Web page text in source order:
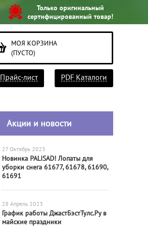
Только оригинальный
сертифицированный товар!
МОЯ КОРЗИНА
(ПУСТО)
Прайс-лист PDF Каталоги
Акции и новости
27 Октябрь 2023
Новинка PALISAD! Лопаты для
уборки снега 61677, 61678, 61690,
61691
28 Апрель 2023
График работы ДжастБэстТулс.Ру в
майские праздники